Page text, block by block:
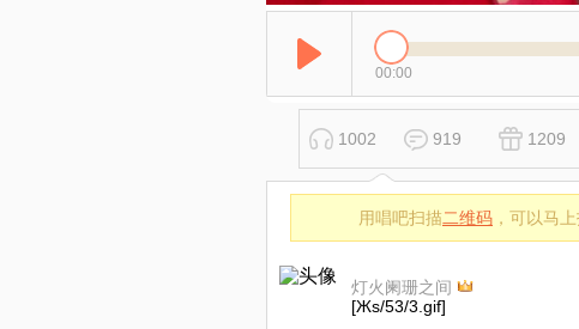
00:00
1002 919 1209
用唱吧扫描二维码 ，可以马
灯火阑珊之间
[Жs/53/3.gif]